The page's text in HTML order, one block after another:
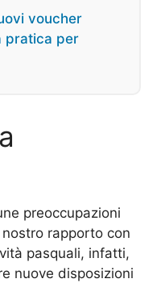
voucher
pratica per
preoccupazioni
rapporto con
pasquali, infatti,
nuove disposizioni